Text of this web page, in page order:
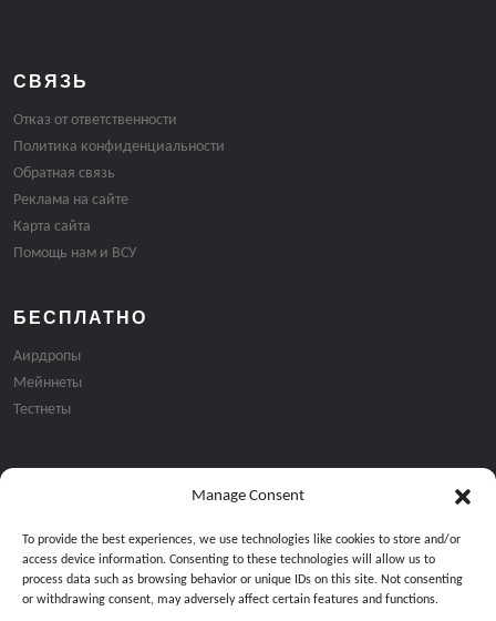
Manage Consent
To provide the best experiences, we use technologies like cookies to store and/or
access device information. Consenting to these technologies will allow us to
process data such as browsing behavior or unique IDs on this site. Not consenting
or withdrawing consent, may adversely affect certain features and functions.
СВЯЗЬ
Отказ от ответственности
Политика конфиденциальности
Обратная связь
Реклама на сайте
Карта сайта
Помощь нам и ВСУ
БЕСПЛАТНО
Аирдропы
Мейннеты
Тестнеты
Подписка на email рассылку: